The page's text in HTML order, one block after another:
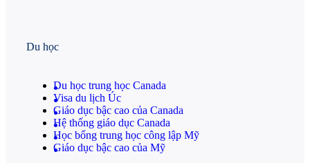
Du học
Du học trung học Canada
Visa du lịch Úc
Giáo dục bậc cao của Canada
Hệ thống giáo dục Canada
Học bổng trung học công lập Mỹ
Giáo dục bậc cao của Mỹ